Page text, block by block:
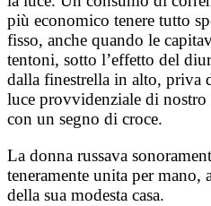
più economico tenere tutto
fisso, anche quando le
tentoni, sotto l’effetto del
dalla finestrella in alto, priva
luce provvidenziale di
con un segno di croce.
La donna russava
teneramente unita per mano,
della sua modesta casa.